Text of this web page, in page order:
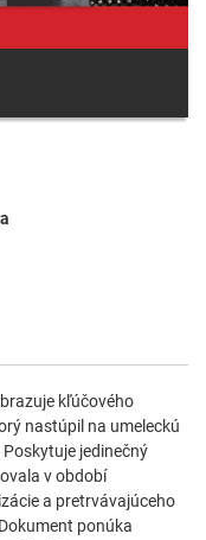
kľúčového
nastúpil na umeleckú
jedinečný
v období
a pretrvávajúceho
ponúka